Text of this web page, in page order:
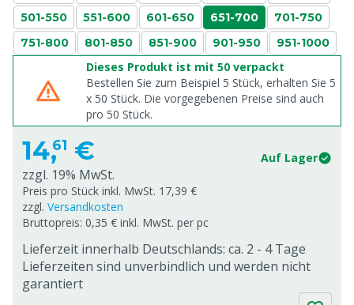
501-550
551-600 601-650 651-700
701-750
751-800
801-850 851-900 901-950 951-1000
Dieses Produkt ist mit 50 verpackt
Bestellen Sie zum Beispiel 5 Stück, erhalten Sie 5
x 50 Stück. Die vorgegebenen Preise sind auch
pro 50 Stück.
14,61 € Auf Lager
zzgl. 19% MwSt.
Preis pro Stück inkl. MwSt. 17,39 €
zzgl. Versandkosten
Bruttopreis: 0,35 € inkl. MwSt. per pc
Lieferzeit innerhalb Deutschlands: ca. 2 - 4 Tage
Lieferzeiten sind unverbindlich und werden nicht
garantiert